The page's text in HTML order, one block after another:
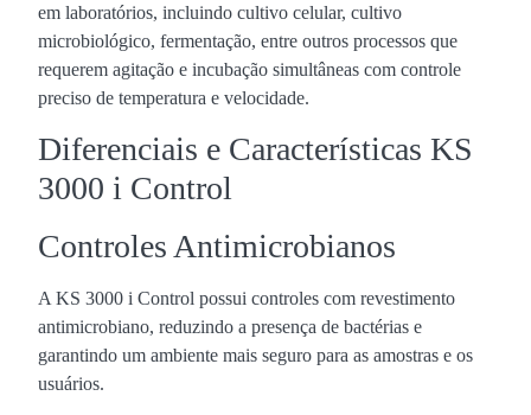
em laboratórios, incluindo cultivo celular, cultivo
microbiológico, fermentação, entre outros processos que
requerem agitação e incubação simultâneas com controle
preciso de temperatura e velocidade.
Diferenciais e Características KS
3000 i Control
Controles Antimicrobianos
A KS 3000 i Control possui controles com revestimento
antimicrobiano, reduzindo a presença de bactérias e
garantindo um ambiente mais seguro para as amostras e os
usuários.